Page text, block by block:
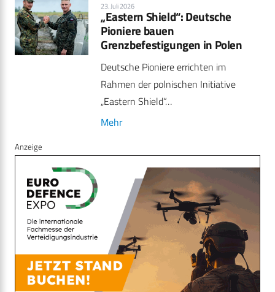
23. Juli 2026
„Eastern Shield“: Deutsche
Pioniere bauen
Grenzbefestigungen in Polen
Deutsche Pioniere errichten im
Rahmen der polnischen Initiative
„Eastern Shield“…
Mehr
Anzeige